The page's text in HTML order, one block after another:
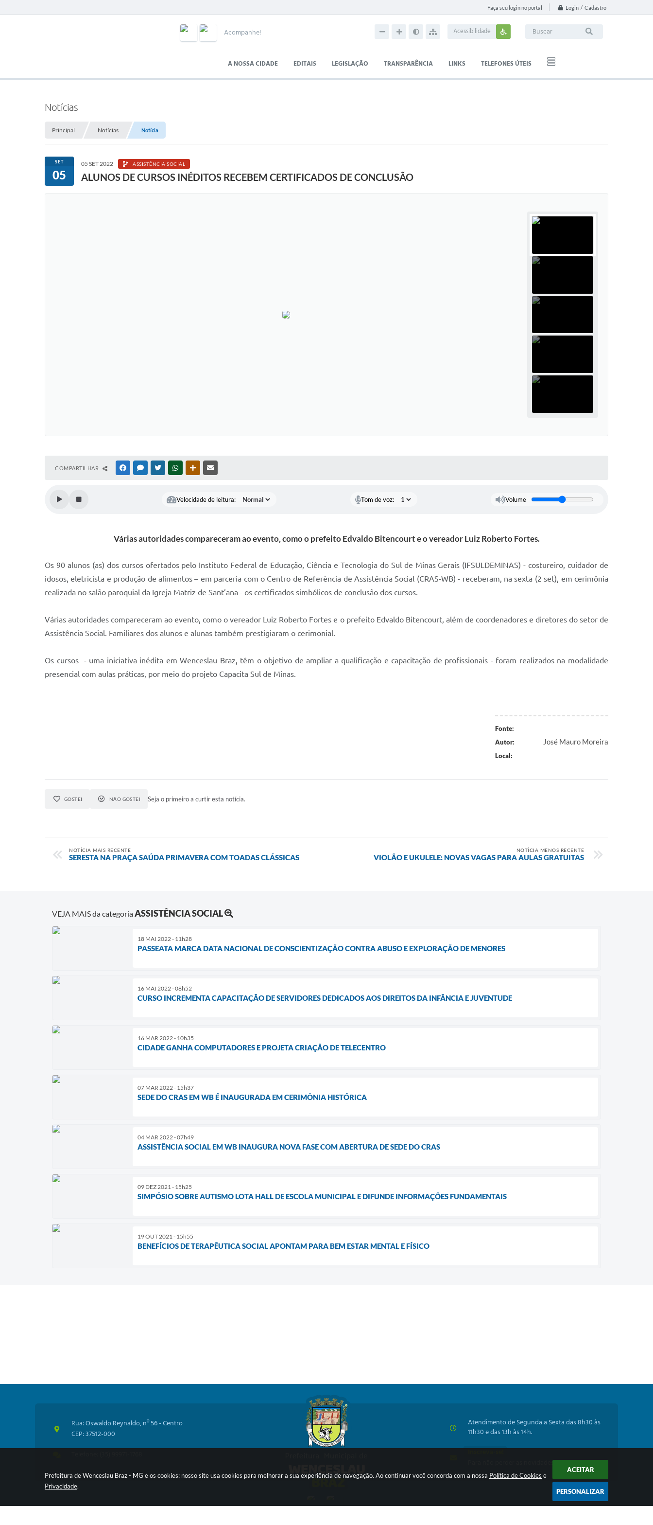
Prefeitura de Wenceslau Braz - MG e os cookies: nosso site usa cookies para melhorar a sua experiência de navegação. Ao continuar você concorda com a nossa Política de Cookies e
Privacidade.
ACEITAR
PERSONALIZAR
Faça seu login no portal Login / Cadastro
Acompanhe! Acessibilidade
A NOSSA CIDADE EDITAIS LEGISLAÇÃO TRANSPARÊNCIA LINKS TELEFONES ÚTEIS
Notícias
Principal Notícias Notícia
SET
05
05 SET 2022 ASSISTÊNCIA SOCIAL
ALUNOS DE CURSOS INÉDITOS RECEBEM CERTIFICADOS DE CONCLUSÃO
COMPARTILHAR FACEBOOKMESSENGER
TWITTERWHATSAPPOUTRAS MÍDIAS
Velocidade de leitura: Tom de voz: Volume
Várias autoridades compareceram ao evento, como o prefeito Edvaldo Bitencourt e o vereador Luiz Roberto Fortes.
Os 90 alunos (as) dos cursos ofertados pelo Instituto Federal de Educação, Ciência e Tecnologia do Sul de Minas Gerais (IFSULDEMINAS) - costureiro, cuidador de
idosos, eletricista e produção de alimentos – em parceria com o Centro de Referência de Assistência Social (CRAS-WB) - receberam, na sexta (2 set), em cerimônia
realizada no salão paroquial da Igreja Matriz de Sant’ana - os certificados simbólicos de conclusão dos cursos.
Várias autoridades compareceram ao evento, como o vereador Luiz Roberto Fortes e o prefeito Edvaldo Bitencourt, além de coordenadores e diretores do setor de
Assistência Social. Familiares dos alunos e alunas também prestigiaram o cerimonial.
Os cursos - uma iniciativa inédita em Wenceslau Braz, têm o objetivo de ampliar a qualificação e capacitação de profissionais - foram realizados na modalidade
presencial com aulas práticas, por meio do projeto Capacita Sul de Minas.
Fonte:
Autor:
José Mauro Moreira
Local:
GOSTEI NÃO GOSTEI Seja o primeiro a curtir esta notícia.
NOTÍCIA MAIS RECENTE
SERESTA NA PRAÇA SAÚDA PRIMAVERA COM TOADAS CLÁSSICAS
NOTÍCIA MENOS RECENTE
VIOLÃO E UKULELE: NOVAS VAGAS PARA AULAS GRATUITAS
VEJA MAIS da categoriaASSISTÊNCIA SOCIAL
18 MAI 2022 - 11h28
PASSEATA MARCA DATA NACIONAL DE CONSCIENTIZAÇÃO CONTRA ABUSO E EXPLORAÇÃO DE MENORES
16 MAI 2022 - 08h52
CURSO INCREMENTA CAPACITAÇÃO DE SERVIDORES DEDICADOS AOS DIREITOS DA INFÂNCIA E JUVENTUDE
16 MAR 2022 - 10h35
CIDADE GANHA COMPUTADORES E PROJETA CRIAÇÃO DE TELECENTRO
07 MAR 2022 - 15h37
SEDE DO CRAS EM WB É INAUGURADA EM CERIMÔNIA HISTÓRICA
04 MAR 2022 - 07h49
ASSISTÊNCIA SOCIAL EM WB INAUGURA NOVA FASE COM ABERTURA DE SEDE DO CRAS
09 DEZ 2021 - 15h25
SIMPÓSIO SOBRE AUTISMO LOTA HALL DE ESCOLA MUNICIPAL E DIFUNDE INFORMAÇÕES FUNDAMENTAIS
19 OUT 2021 - 15h55
BENEFÍCIOS DE TERAPÊUTICA SOCIAL APONTAM PARA BEM ESTAR MENTAL E FÍSICO
Rua: Oswaldo Reynaldo, nº 56 - Centro
CEP: 37512-000
Atendimento de Segunda a Sexta das 8h30 às
11h30 e das 13h às 14h.
Para não perder as novidades da Prefeitura